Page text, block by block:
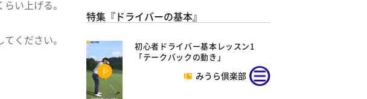
い上げる。
ください。
特集『ドライバーの基本』
初心者ドライバー基本レッスン1
「テークバックの動き」
みうら倶楽部